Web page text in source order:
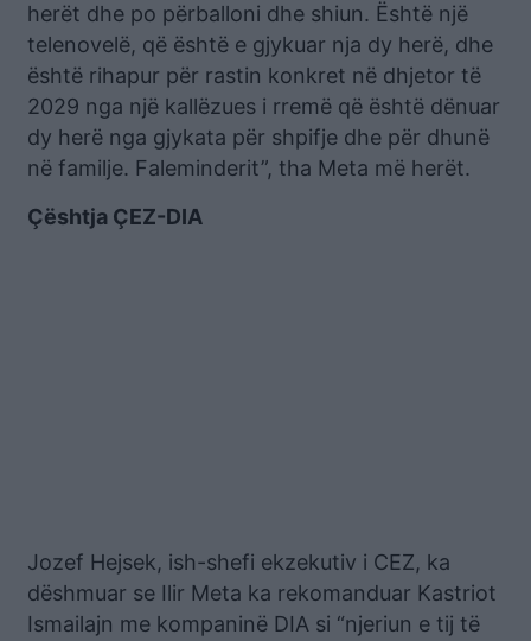
herët dhe po përballoni dhe shiun. Është një
telenovelë, që është e gjykuar nja dy herë, dhe
është rihapur për rastin konkret në dhjetor të
2029 nga një kallëzues i rremë që është dënuar
dy herë nga gjykata për shpifje dhe për dhunë
në familje. Faleminderit”, tha Meta më herët.
Çështja ÇEZ-DIA
Jozef Hejsek, ish-shefi ekzekutiv i CEZ, ka
dëshmuar se Ilir Meta ka rekomanduar Kastriot
Ismailajn me kompaninë DIA si “njeriun e tij të